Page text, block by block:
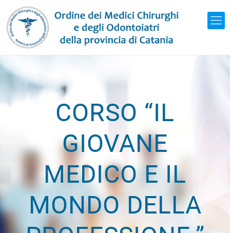
CORSO “IL
GIOVANE
MEDICO E IL
MONDO DELLA